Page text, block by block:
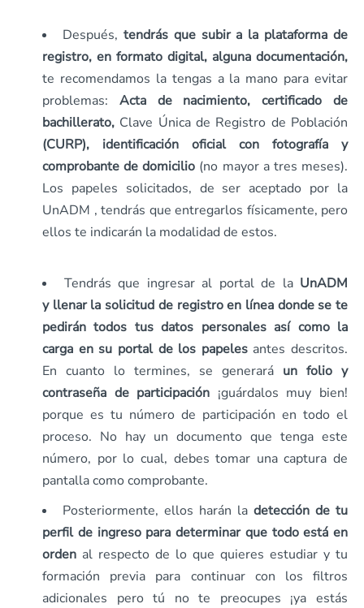
Después, tendrás que subir a la plataforma de
registro, en formato digital, alguna documentación,
te recomendamos la tengas a la mano para evitar
problemas: Acta de nacimiento, certificado de
bachillerato, Clave Única de Registro de Población
(CURP), identificación oficial con fotografía y
comprobante de domicilio (no mayor a tres meses).
Los papeles solicitados, de ser aceptado por la
UnADM , tendrás que entregarlos físicamente, pero
ellos te indicarán la modalidad de estos.
Tendrás que ingresar al portal de la UnADM
y llenar la solicitud de registro en línea donde se te
pedirán todos tus datos personales así como la
carga en su portal de los papelesantes descritos.
En cuanto lo termines, se generará un folio y
contraseña de participación ¡guárdalos muy bien!
porque es tu número de participación en todo el
proceso. No hay un documento que tenga este
número, por lo cual, debes tomar una captura de
pantalla como comprobante.
Posteriormente, ellos harán la detección de tu
perfil de ingreso para determinar que todo está en
orden al respecto de lo que quieres estudiar y tu
formación previa para continuar con los filtros
adicionales pero tú no te preocupes ¡ya estás